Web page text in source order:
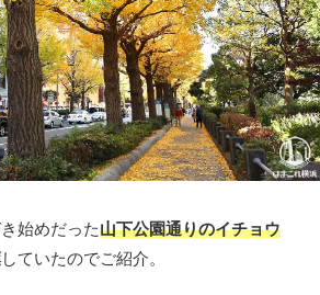
始めだった山下公園通りのイチョウ
していたのでご紹介。